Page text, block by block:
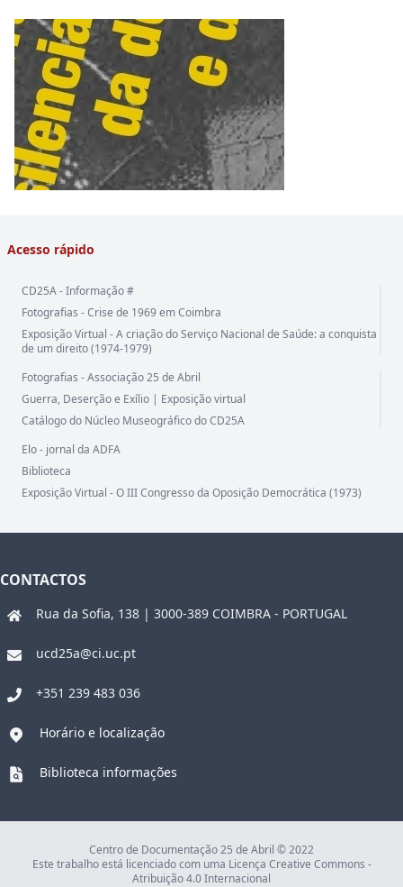
Acesso rápido
CD25A - Informação #
Fotografias - Crise de 1969 em Coimbra
Exposição Virtual - A criação do Serviço Nacional de Saúde: a conquista
de um direito (1974-1979)
Fotografias - Associação 25 de Abril
Guerra, Deserção e Exílio | Exposição virtual
Catálogo do Núcleo Museográfico do CD25A
Elo - jornal da ADFA
Biblioteca
Exposição Virtual - O III Congresso da Oposição Democrática (1973)
CONTACTOS
Rua da Sofia, 138 | 3000-389 COIMBRA - PORTUGAL
ucd25a@ci.uc.pt
+351 239 483 036
Horário e localização
Biblioteca informações
Centro de Documentação 25 de Abril © 2022
Este trabalho está licenciado com uma Licença Creative Commons -
Atribuição 4.0 Internacional